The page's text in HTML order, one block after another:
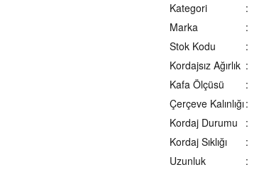
Kategori
Marka
Stok Kodu
Kordajsız Ağırlık
Kafa Ölçüsü
Çerçeve Kalınlığı
Kordaj Durumu
Kordaj Sıklığı
Uzunluk